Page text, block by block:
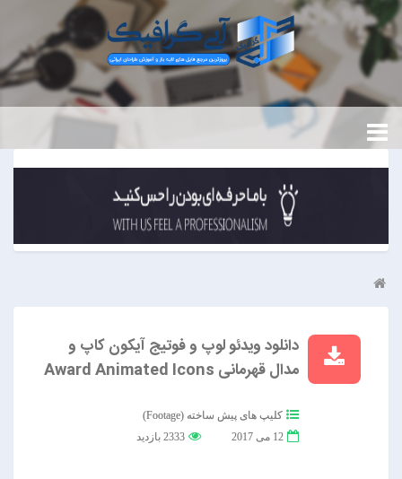
دانلود ویدئو لوپ و فوتیج آیکون کاپ و
مدال قهرمانی Award Animated Icons
کلیپ های پیش ساخته (Footage)
12 می 2017
2333 بازدید